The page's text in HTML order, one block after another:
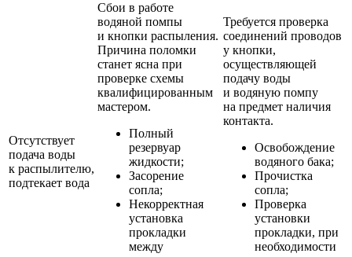
Отсутствует
подача воды
к распылителю,
подтекает вода
Сбои в работе
водяной помпы
и кнопки распыления.
Причина поломки
станет ясна при
проверке схемы
квалифицированным
мастером.
Полный
резервуар
жидкости;
Засорение
сопла;
Некорректная
установка
прокладки
между
Требуется проверка
соединений проводов
у кнопки,
осуществляющей
подачу воды
и водяную помпу
на предмет наличия
контакта.
Освобождение
водяного бака;
Прочистка
сопла;
Проверка
установки
прокладки, при
необходимости